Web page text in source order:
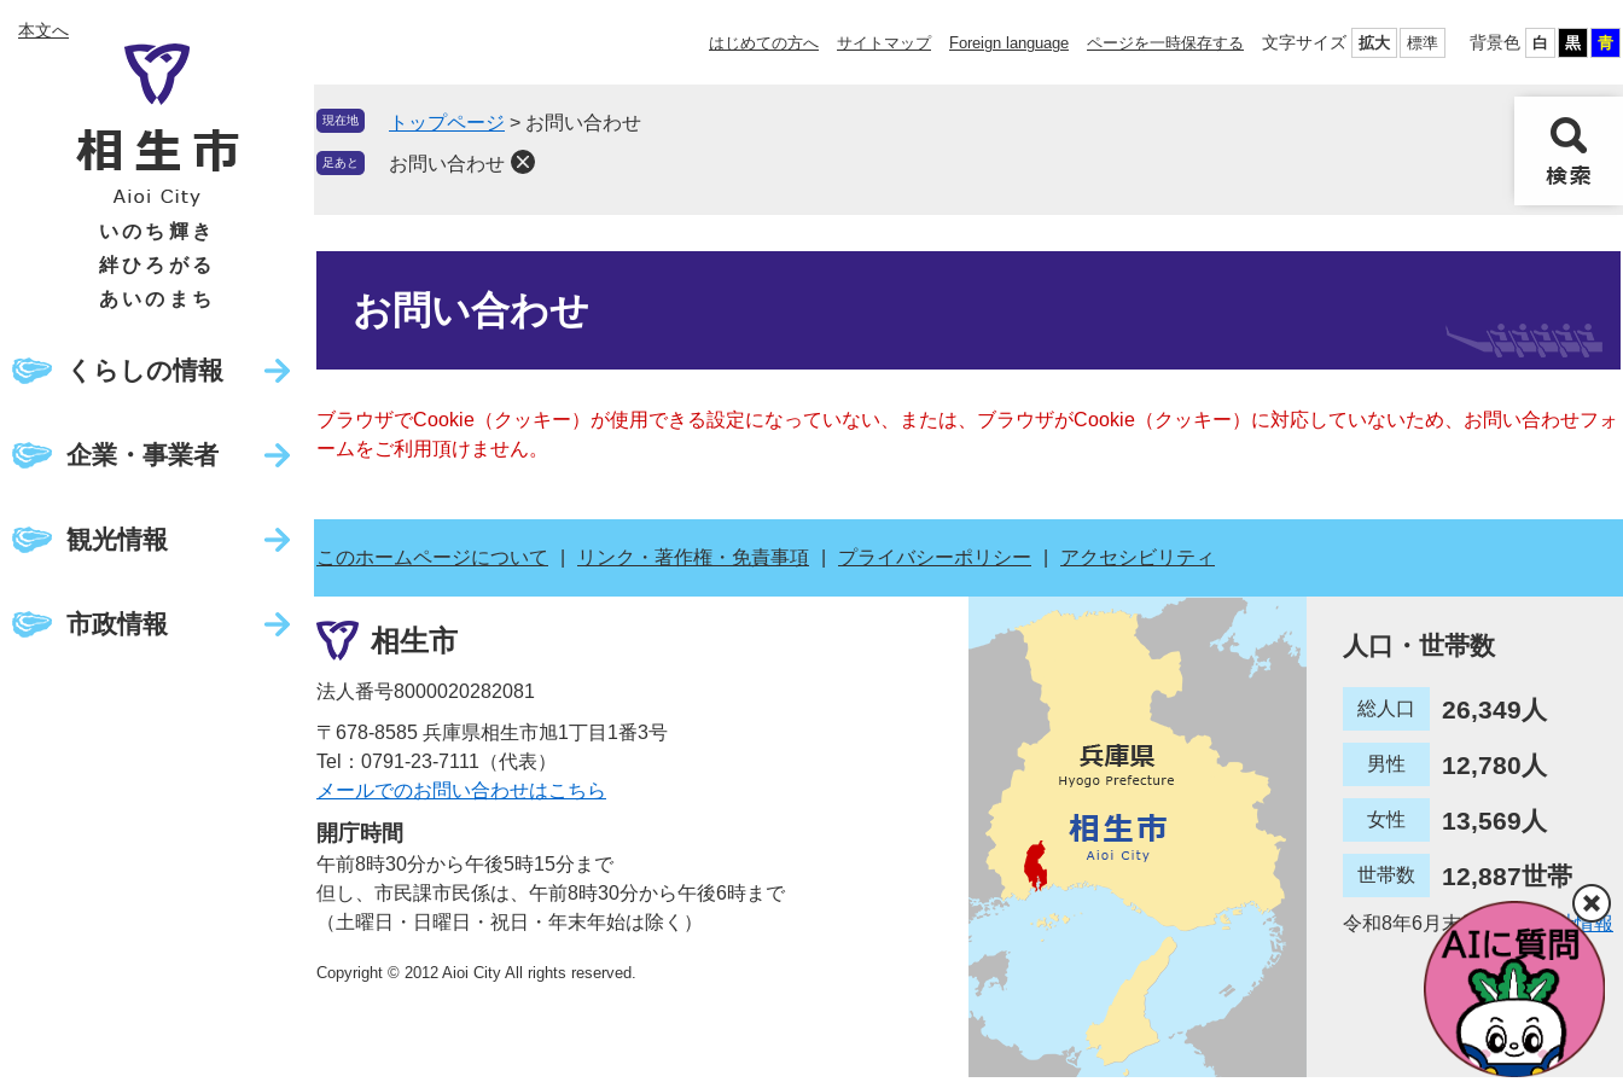
ー
ニ
本文へ
いのち輝き
絆ひろがる
あいのまち
くらしの情報
企業・事業者
観光情報
市政情報
はじめての方へ サイトマップ Foreign language ページを一時保存する 文字サイズ 拡大 標準 背景色 白 黒 青
現在地 トップページ > お問い合わせ
足あと お問い合わせ
お問い合わせ
ブラウザでCookie（クッキー）が使用できる設定になっていない、または、ブラウザがCookie（クッキー）に対応していないため、お問い合わせフォ
ームをご利用頂けません。
このホームページについて リンク・著作権・免責事項 プライバシーポリシー アクセシビリティ
相生市
法人番号8000020282081
〒678-8585 兵庫県相生市旭1丁目1番3号
Tel：0791-23-7111（代表）
メールでのお問い合わせはこちら
開庁時間
午前8時30分から午後5時15分まで
但し、市民課市民係は、午前8時30分から午後6時まで
（土曜日・日曜日・祝日・年末年始は除く）
Copyright © 2012 Aioi City All rights reserved.
人口・世帯数
総人口 26,349人
男性 12,780人
女性 13,569人
世帯数 12,887世帯
令和8年6月末日現在 統計情報